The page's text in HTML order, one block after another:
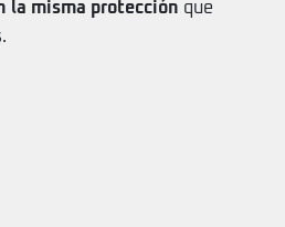
la misma protección que